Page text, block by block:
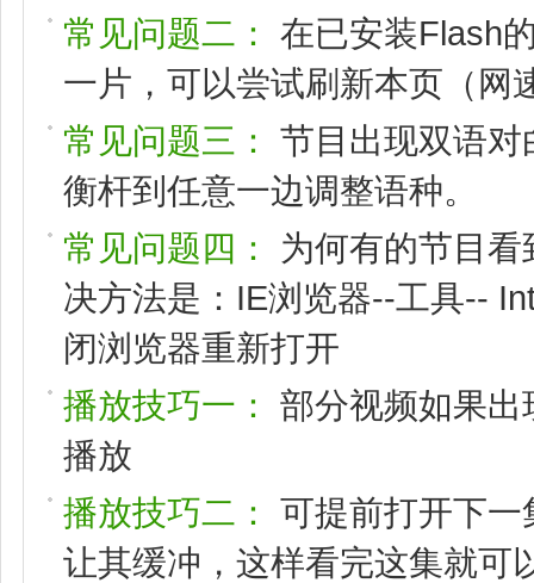
常见问题二：
在已安装Flash
一片，可以尝试刷新本页（网
常见问题三：
节目出现双语
衡杆到任意一边调整语种。
常见问题四：
为何有的节目
决方法是：IE浏览器--工具--
闭浏览器重新打开
播放技巧一：
部分视频如果
播放
播放技巧二：
可提前打开下
让其缓冲，这样看完这集就可